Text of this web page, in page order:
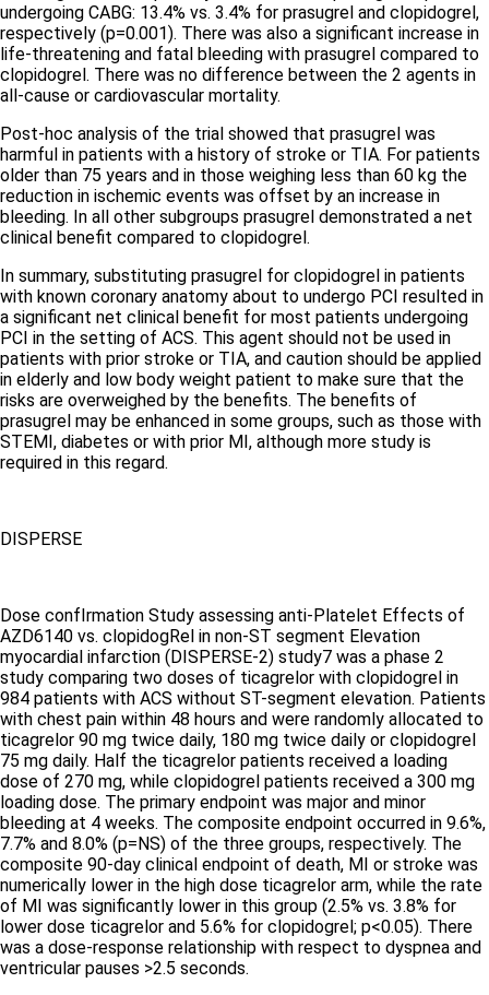
undergoing CABG: 13.4% vs. 3.4% for prasugrel and clopidogrel,
respectively (p=0.001). There was also a significant increase in
life-threatening and fatal bleeding with prasugrel compared to
clopidogrel. There was no difference between the 2 agents in
all-cause or cardiovascular mortality.
Post-hoc analysis of the trial showed that prasugrel was
harmful in patients with a history of stroke or TIA. For patients
older than 75 years and in those weighing less than 60 kg the
reduction in ischemic events was offset by an increase in
bleeding. In all other subgroups prasugrel demonstrated a net
clinical benefit compared to clopidogrel.
In summary, substituting prasugrel for clopidogrel in patients
with known coronary anatomy about to undergo PCI resulted in
a significant net clinical benefit for most patients undergoing
PCI in the setting of ACS. This agent should not be used in
patients with prior stroke or TIA, and caution should be applied
in elderly and low body weight patient to make sure that the
risks are overweighed by the benefits. The benefits of
prasugrel may be enhanced in some groups, such as those with
STEMI, diabetes or with prior MI, although more study is
required in this regard.
DISPERSE
Dose confIrmation Study assessing anti-Platelet Effects of
AZD6140 vs. clopidogRel in non-ST segment Elevation
myocardial infarction (DISPERSE-2) study7 was a phase 2
study comparing two doses of ticagrelor with clopidogrel in
984 patients with ACS without ST-segment elevation. Patients
with chest pain within 48 hours and were randomly allocated to
ticagrelor 90 mg twice daily, 180 mg twice daily or clopidogrel
75 mg daily. Half the ticagrelor patients received a loading
dose of 270 mg, while clopidogrel patients received a 300 mg
loading dose. The primary endpoint was major and minor
bleeding at 4 weeks. The composite endpoint occurred in 9.6%,
7.7% and 8.0% (p=NS) of the three groups, respectively. The
composite 90-day clinical endpoint of death, MI or stroke was
numerically lower in the high dose ticagrelor arm, while the rate
of MI was significantly lower in this group (2.5% vs. 3.8% for
lower dose ticagrelor and 5.6% for clopidogrel; p<0.05). There
was a dose-response relationship with respect to dyspnea and
ventricular pauses >2.5 seconds.